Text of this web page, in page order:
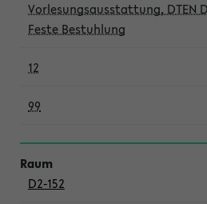
Vorlesungsausstattung, DTEN
Feste Bestuhlung
12
99
D2-152